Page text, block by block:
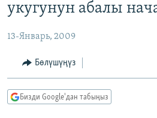
ЭКОНОМИКА
МАДАНИЯТ
БОРБОР АЗИЯ
УКРАИНА
АТАЙЫН ИЛИКТӨӨ
ТВ ПРОГРАММАЛАР
ЭКСПЕРТТЕР ТАЛДАЙТ
ӨЗГӨЧӨ ПИКИР
укугунун абалы
13-Январь, 2009
Бөлүшүңүз
Бизди Google'дан табыңыз